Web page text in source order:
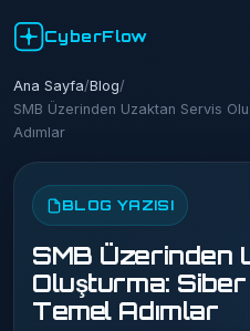
CyberFlow
Ana Sayfa/Blog/
SMB Üzerinden Uzaktan Servis
Adımlar
BLOG YAZISI
SMB Üzerinden
Oluşturma:
Temel Adımlar